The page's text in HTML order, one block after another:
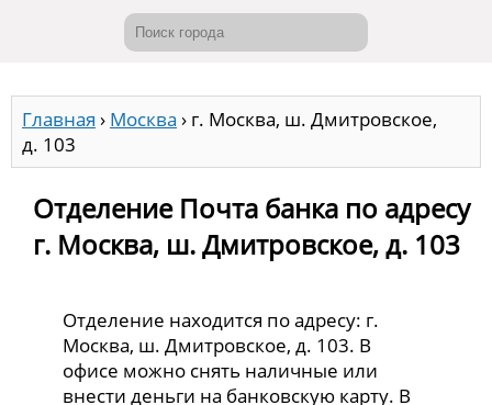
Главная › Москва › г. Москва, ш. Дмитровское,
д. 103
Отделение Почта банка по адресу
г. Москва, ш. Дмитровское, д. 103
Отделение находится по адресу: г.
Москва, ш. Дмитровское, д. 103. В
офисе можно снять наличные или
внести деньги на банковскую карту. В